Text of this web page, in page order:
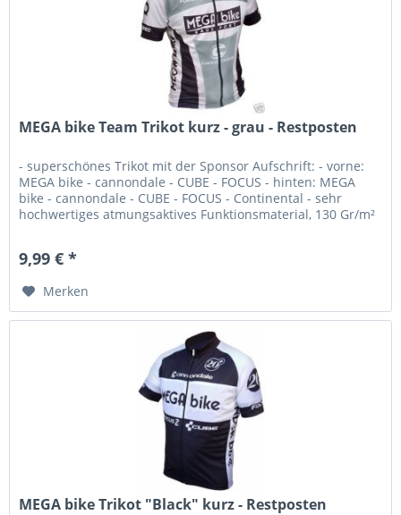
MEGA bike Team Trikot kurz - grau - Restposten
- superschönes Trikot mit der Sponsor Aufschrift: - vorne:
MEGA bike - cannondale - CUBE - FOCUS - hinten: MEGA
bike - cannondale - CUBE - FOCUS - Continental - sehr
hochwertiges atmungsaktives Funktionsmaterial, 130 Gr/m²
9,99 € *
Merken
MEGA bike Trikot "Black" kurz - Restposten